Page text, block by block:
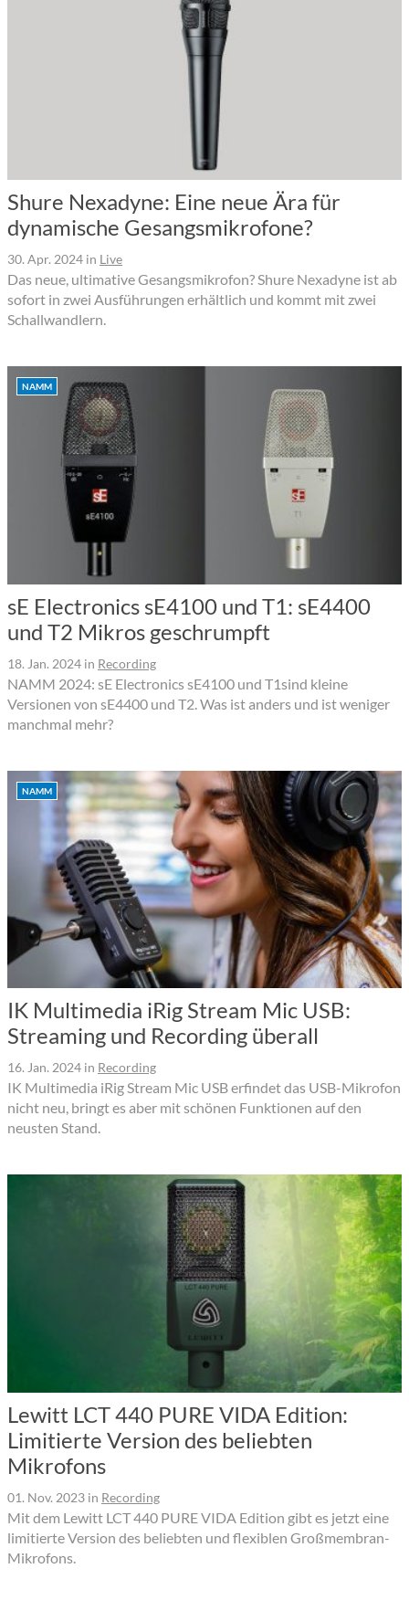
Shure Nexadyne: Eine neue Ära für
dynamische Gesangsmikrofone?
30. Apr. 2024 in Live
Das neue, ultimative Gesangsmikrofon? Shure Nexadyne ist ab
sofort in zwei Ausführungen erhältlich und kommt mit zwei
Schallwandlern.
NAMM
sE Electronics sE4100 und T1: sE4400
und T2 Mikros geschrumpft
18. Jan. 2024 in Recording
NAMM 2024: sE Electronics sE4100 und T1sind kleine
Versionen von sE4400 und T2. Was ist anders und ist weniger
manchmal mehr?
NAMM
IK Multimedia iRig Stream Mic USB:
Streaming und Recording überall
16. Jan. 2024 in Recording
IK Multimedia iRig Stream Mic USB erfindet das USB-Mikrofon
nicht neu, bringt es aber mit schönen Funktionen auf den
neusten Stand.
Lewitt LCT 440 PURE VIDA Edition:
Limitierte Version des beliebten
Mikrofons
01. Nov. 2023 in Recording
Mit dem Lewitt LCT 440 PURE VIDA Edition gibt es jetzt eine
limitierte Version des beliebten und flexiblen Großmembran-
Mikrofons.